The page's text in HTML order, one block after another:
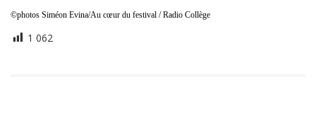
©photos Siméon Evina/Au cœur du festival / Radio Collège
1 062